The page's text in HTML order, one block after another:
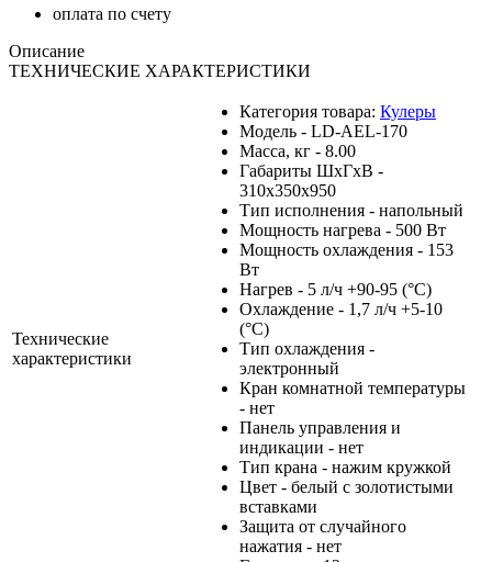
оплата по счету
Описание
ТЕХНИЧЕСКИЕ ХАРАКТЕРИСТИКИ
Технические
характеристики
Категория товара: Кулеры
Модель - LD-AEL-170
Масса, кг - 8.00
Габариты ШхГхВ -
310x350x950
Тип исполнения - напольный
Мощность нагрева - 500 Вт
Мощность охлаждения - 153
Вт
Нагрев - 5 л/ч +90-95 (°С)
Охлаждение - 1,7 л/ч +5-10
(°С)
Тип охлаждения -
электронный
Кран комнатной температуры
- нет
Панель управления и
индикации - нет
Тип крана - нажим кружкой
Цвет - белый с золотистыми
вставками
Защита от случайного
нажатия - нет